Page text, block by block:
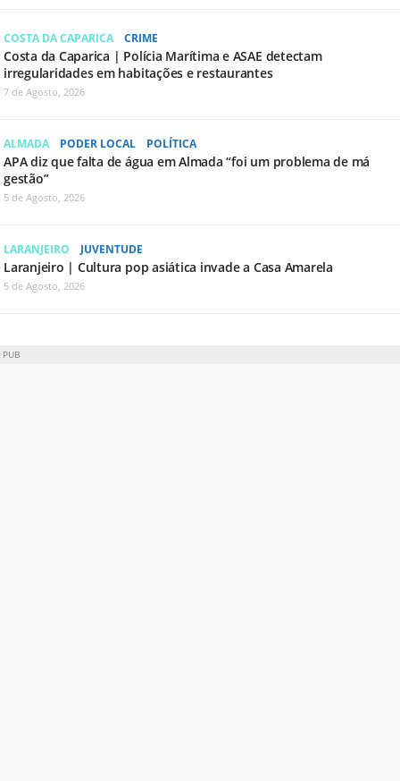
COSTA DA CAPARICA CRIME
Costa da Caparica | Polícia Marítima e ASAE detectam
irregularidades em habitações e restaurantes
7 de Agosto, 2026
ALMADA PODER LOCAL POLÍTICA
APA diz que falta de água em Almada “foi um problema de má
gestão”
5 de Agosto, 2026
LARANJEIRO JUVENTUDE
Laranjeiro | Cultura pop asiática invade a Casa Amarela
5 de Agosto, 2026
PUB